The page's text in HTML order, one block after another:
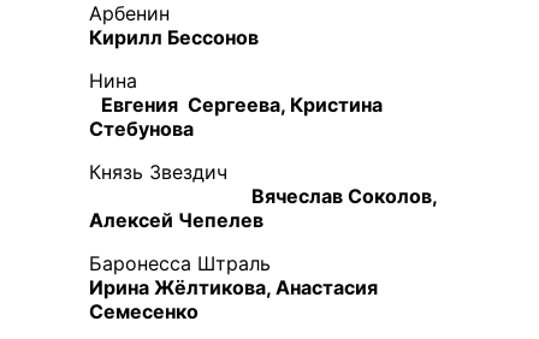
Арбенин
Кирилл Бессонов
Нина
Евгения Сергеева, Кристина
Стебунова
Князь Звездич
Вячеслав Соколов,
Алексей Чепелев
Баронесса Штраль
Ирина Жёлтикова, Анастасия
Семесенко